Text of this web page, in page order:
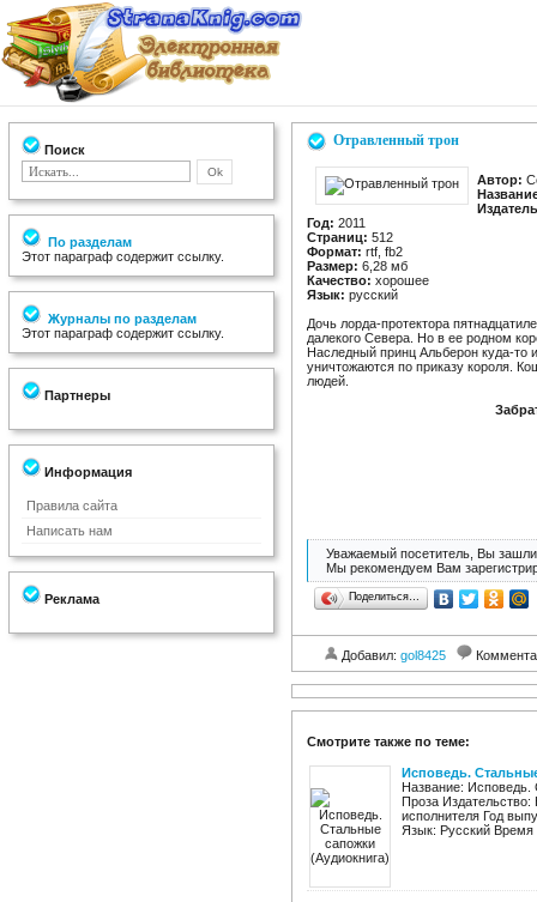
Поиск
По разделам
Этот параграф содержит ссылку.
Журналы по разделам
Этот параграф содержит ссылку.
Партнеры
Информация
Правила сайта
Написать нам
Реклама
Отравленный трон
Автор:
Год: 2011
Страниц: 512
Формат: rtf, fb2
Размер: 6,28 мб
Качество: хорошее
Язык: русский
Дочь лорда-протектора
далекого Севера. Но в ее родном
Наследный принц Альберон куда-то
уничтожаются по приказу короля.
людей.
Уважаемый посетитель, Вы зашли
Мы рекомендуем Вам
Поделиться…
Добавил: gol8425
Смотрите также по теме:
Исповедь.
Название: Исповедь.
Проза
исполнителя Год
Язык: Русский Время